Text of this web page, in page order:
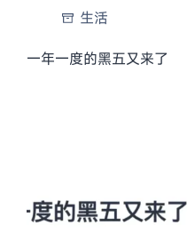
生活
一年一度的黑五又来了